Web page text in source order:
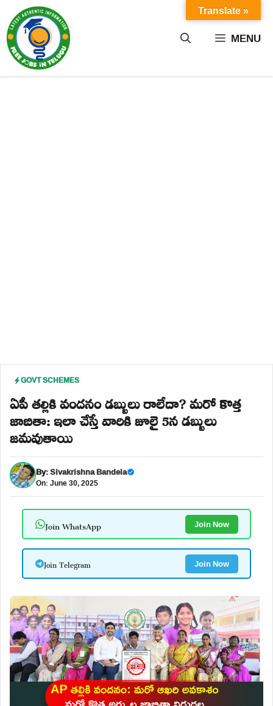
content MENU
GOVT SCHEMES
ఏపీ తల్లికి వందనం డబ్బులు రాలేదా? మరో కొత్త
జాబితా: ఇలా చేస్తే వారికి జూలై 5న డబ్బులు
జమవుతాయి
By:Sivakrishna Bandela
On: June 30, 2025
Join WhatsApp Join Now
Join Telegram Join Now
Translate »